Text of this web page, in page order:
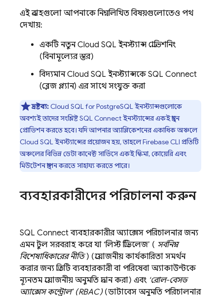
এই প্রবাহগুলো আপনাকে নিম্নলিখিত বিষয়গুলোতেও পথ
দেখায়:
একটি নতুনCloud SQL ইনস্ট্যান্স প্রোভিশনিং
(বিনামূল্যের স্তর)
বিদ্যমানCloud SQL ইনস্ট্যান্সকেSQL Connect
(ব্লেজ প্ল্যান) এর সাথে সংযুক্ত করা
দ্রষ্টব্য: Cloud SQLfor PostgreSQL ইনস্ট্যান্সগুলোকে
অবশ্যই তাদের সংশ্লিষ্টSQL Connectইনস্ট্যান্সের একই স্থানে
প্রোভিশন করতে হবে। যদি আপনার অ্যাপ্লিকেশনের একাধিক অঞ্চলে
Cloud SQLইনস্ট্যান্সের প্রয়োজন হয়, তাহলেFirebase CLI প্রতিটি
অঞ্চলের বিভিন্ন ডেটা কানেক্ট সার্ভিসে একই স্কিমা, কোয়েরি এবং
মিউটেশন স্থাপন করতে সাহায্য করতে পারে।
ব্যবহারকারীদের পরিচালনা করুন
SQL Connectব্যবহারকারীর অ্যাক্সেস পরিচালনার জন্য
এমন টুল সরবরাহ করে যা ‘লিস্ট প্রিভিলেজ’ ( সর্বনিম্ন
বিশেষাধিকারের নীতি) (প্রয়োজনীয় কার্যকারিতা সমর্থন
করার জন্য প্রতিটি ব্যবহারকারী বা পরিষেবা অ্যাকাউন্টকে
ন্যূনতম প্রয়োজনীয় অনুমতি প্রদান করা) এবং ‘রোল-বেসড
অ্যাক্সেস কন্ট্রোল’ (RBAC)(ডাটাবেস অনুমতি পরিচালনার